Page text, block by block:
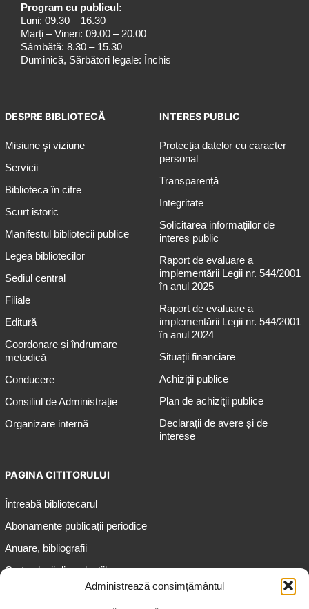
Administrează consimțământul
Program cu publicul:
Luni: 09.30 – 16.30
Marți – Vineri: 09.00 – 20.00
Sâmbătă: 8.30 – 15.30
Duminică, Sărbători legale: Închis
DESPRE BIBLIOTECĂ
Misiune şi viziune
Servicii
Biblioteca în cifre
Scurt istoric
Manifestul bibliotecii publice
Legea bibliotecilor
Sediul central
Filiale
Editură
Coordonare și îndrumare
metodică
Conducere
Consiliul de Administrație
Organizare internă
INTERES PUBLIC
Protecția datelor cu caracter
personal
Transparență
Integritate
Solicitarea informaţiilor de
interes public
Raport de evaluare a
implementării Legii nr. 544/2001
în anul 2025
Raport de evaluare a
implementării Legii nr. 544/2001
în anul 2024
Situații financiare
Achiziții publice
Plan de achiziţii publice
Declarații de avere și de
interese
PAGINA CITITORULUI
Întreabă bibliotecarul
Abonamente publicaţii periodice
Anuare, bibliografii
Cartea lunii din colecțiile